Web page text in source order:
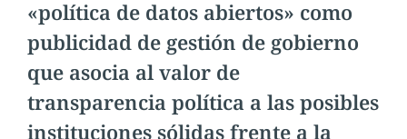
«política de datos abiertos» como
publicidad de gestión de gobierno
que asocia al valor de
transparencia política a las posibles
instituciones sólidas frente a la